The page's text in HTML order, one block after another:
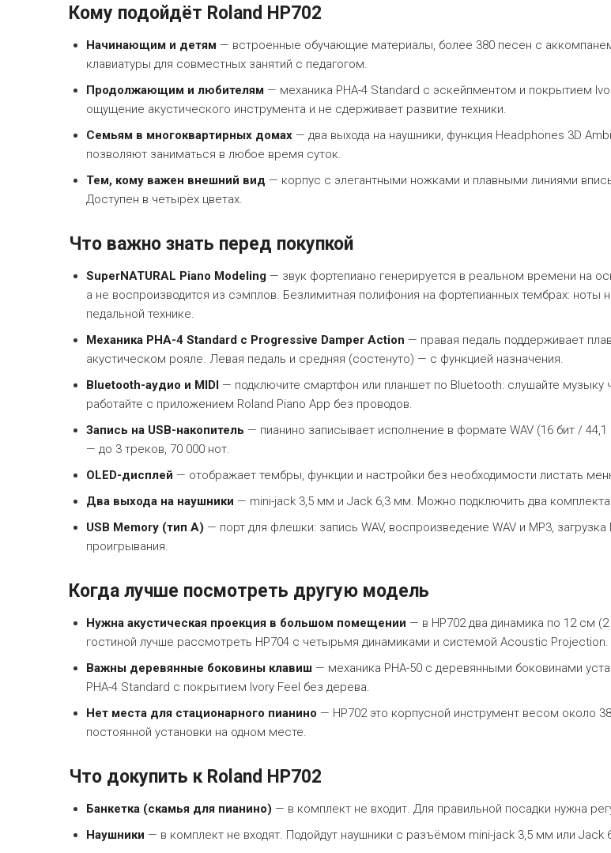
Кому подойдёт Roland HP702
Начинающим и детям — встроенные обучающие материалы, более 380 песен с
клавиатуры для совместных занятий с педагогом.
Продолжающим и любителям — механика PHA-4 Standard с эскейпментом и покрытием
ощущение акустического инструмента и не сдерживает развитие техники.
Семьям в многоквартирных домах — два выхода на наушники, функция Headphones 3D
позволяют заниматься в любое время суток.
Тем, кому важен внешний вид — корпус с элегантными ножками и плавными линиями
Доступен в четырёх цветах.
Что важно знать перед покупкой
SuperNATURAL Piano Modeling — звук фортепиано генерируется в реальном времени на
а не воспроизводится из сэмплов. Безлимитная полифония на фортепианных тембрах:
педальной технике.
Механика PHA-4 Standard с Progressive Damper Action — правая педаль поддерживает
акустическом рояле. Левая педаль и средняя (состенуто) — с функцией назначения.
Bluetooth-аудио и MIDI — подключите смартфон или планшет по Bluetooth: слушайте музыку
работайте с приложением Roland Piano App без проводов.
Запись на USB-накопитель — пианино записывает исполнение в формате WAV (16 бит /
— до 3 треков, 70 000 нот.
OLED-дисплей — отображает тембры, функции и настройки без необходимости листать
Два выхода на наушники — mini-jack 3,5 мм и Jack 6,3 мм. Можно подключить два
USB Memory (тип A) — порт для флешки: запись WAV, воспроизведение WAV и MP3,
проигрывания.
Когда лучше посмотреть другую модель
Нужна акустическая проекция в большом помещении — в HP702 два динамика по 12 см
гостиной лучше рассмотреть HP704 с четырьмя динамиками и системой Acoustic Projection.
Важны деревянные боковины клавиш — механика PHA-50 с деревянными боковинами
PHA-4 Standard с покрытием Ivory Feel без дерева.
Нет места для стационарного пианино — HP702 это корпусной инструмент весом около
постоянной установки на одном месте.
Что докупить к Roland HP702
Банкетка (скамья для пианино) — в комплект не входит. Для правильной посадки нужна
Наушники — в комплект не входят. Подойдут наушники с разъёмом mini-jack 3,5 мм или Jack